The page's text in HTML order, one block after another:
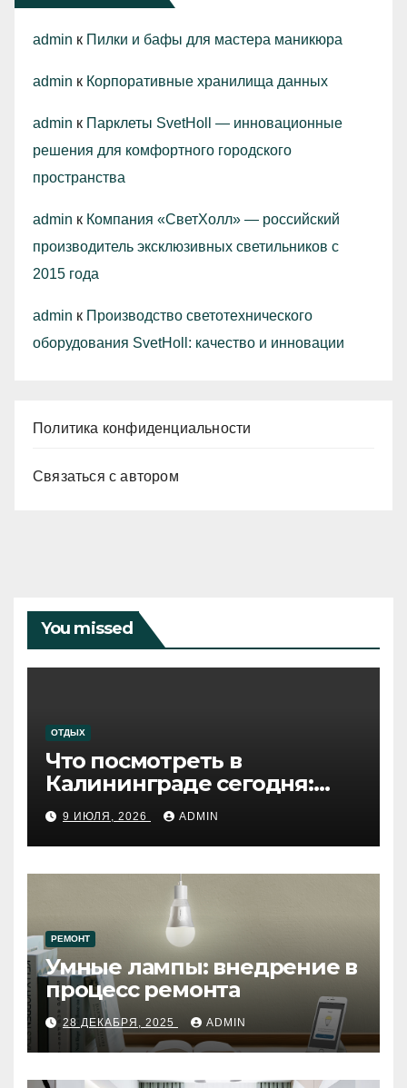
admin к Пилки и бафы для мастера маникюра
admin к Корпоративные хранилища данных
admin к Парклеты SvetHoll — инновационные
решения для комфортного городского
пространства
admin к Компания «СветХолл» — российский
производитель эксклюзивных светильников с
2015 года
admin к Производство светотехнического
оборудования SvetHoll: качество и инновации
Политика конфиденциальности
Связаться с автором
You missed
ОТДЫХ
Что посмотреть в
Калининграде сегодня:
путеводитель по самому
западному городу России
9 ИЮЛЯ, 2026 ADMIN
РЕМОНТ
Умные лампы: внедрение в
процесс ремонта
28 ДЕКАБРЯ, 2025 ADMIN